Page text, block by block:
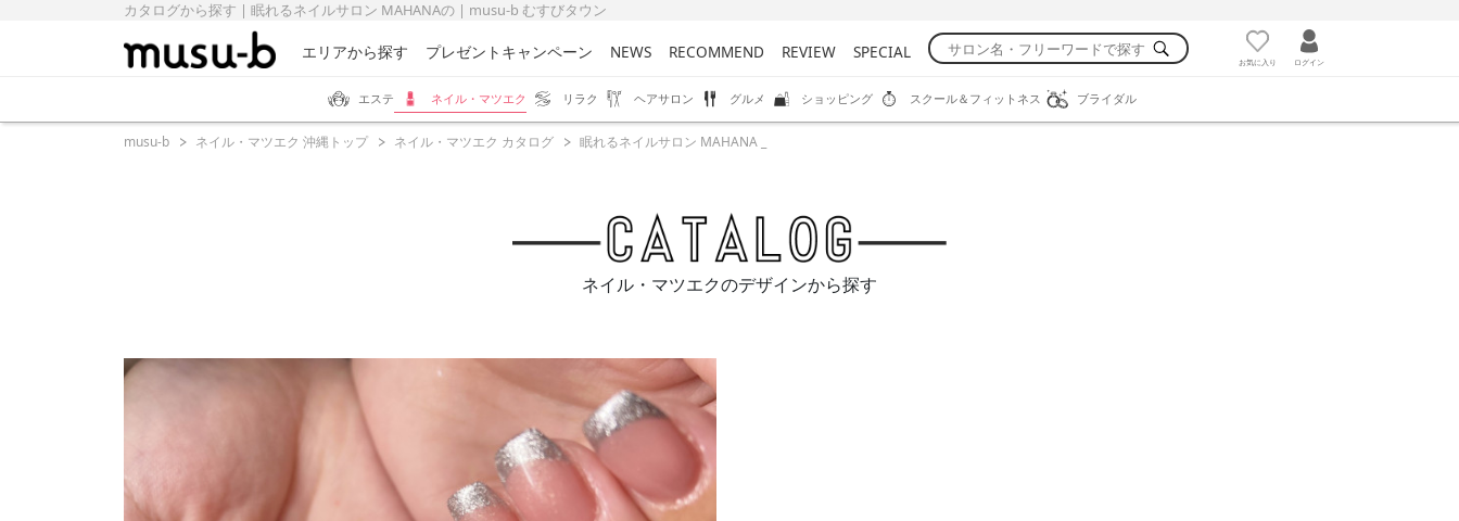
カタログから探す | 眠れるネイルサロン MAHANAの | musu-b むすびタウン
エリアから探す プレゼントキャンペーン NEWS RECOMMEND REVIEW SPECIAL お気に入り ログイン
エステ ネイル・マツエク リラク ヘアサロン グルメ ショッピング スクール＆フィットネス ブライダル
musu-b ネイル・マツエク 沖縄トップ ネイル・マツエク カタログ 眠れるネイルサロン MAHANA _
ネイル・マツエクのデザインから探す